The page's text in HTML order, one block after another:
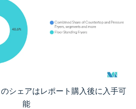
利用にはCC BY 4.0の表示が必要です。
シェアはレポート購入後に入手可
能